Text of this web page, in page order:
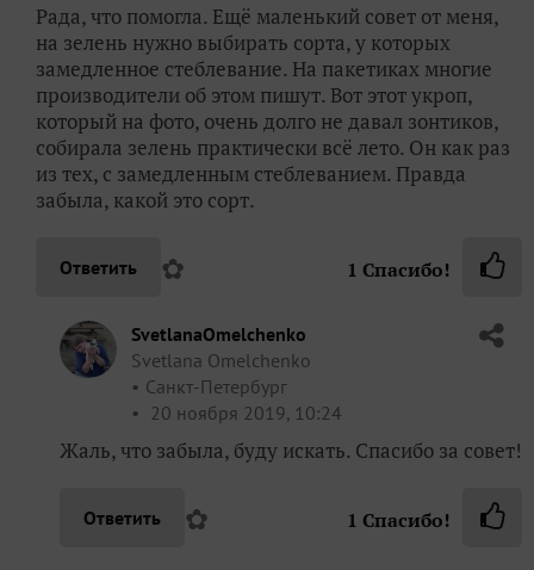
Рада, что помогла. Ещё маленький совет от меня,
на зелень нужно выбирать сорта, у которых
замедленное стеблевание. На пакетиках многие
производители об этом пишут. Вот этот укроп,
который на фото, очень долго не давал зонтиков,
собирала зелень практически всё лето. Он как раз
из тех, с замедленным стеблеванием. Правда
забыла, какой это сорт.
Ответить ✿ 1 Спасибо!
SvetlanaOmelchenko
Svetlana Omelchenko
Санкт-Петербург
20 ноября 2019, 10:24
Жаль, что забыла, буду искать. Спасибо за совет!
Ответить ✿ 1 Спасибо!